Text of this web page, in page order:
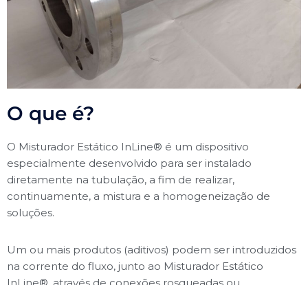
O que é?
O Misturador Estático InLine® é um dispositivo
especialmente desenvolvido para ser instalado
diretamente na tubulação, a fim de realizar,
continuamente, a mistura e a homogeneização de
soluções.
Um ou mais produtos (aditivos) podem ser introduzidos
na corrente do fluxo, junto ao Misturador Estático